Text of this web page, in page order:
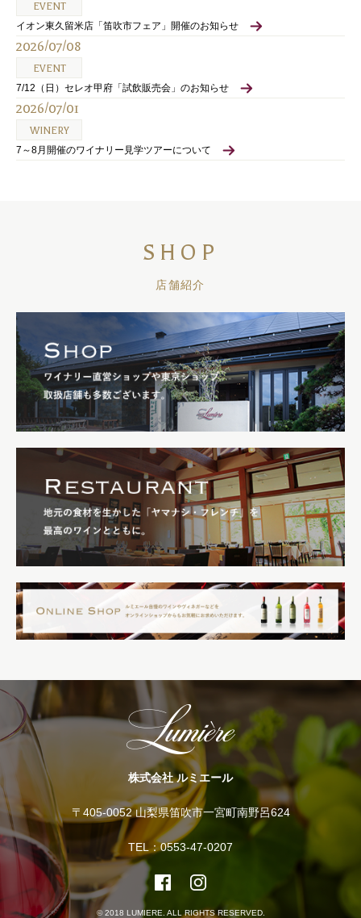
EVENT
イオン東久留米店「笛吹市フェア」開催のお知らせ
2026/07/08
EVENT
7/12（日）セレオ甲府「試飲販売会」のお知らせ
2026/07/01
WINERY
7～8月開催のワイナリー見学ツアーについて
SHOP
店舗紹介
株式会社 ルミエール
〒405-0052 山梨県笛吹市一宮町南野呂624
TEL：0553-47-0207
© 2018 LUMIERE. ALL RIGHTS RESERVED.